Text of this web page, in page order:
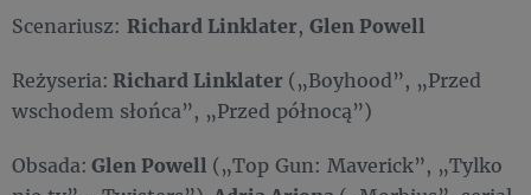
Scenariusz: Richard Linklater, Glen Powell
Reżyseria: Richard Linklater („Boyhood”, „Przed
wschodem słońca”, „Przed północą”)
Obsada: Glen Powell („Top Gun: Maverick”, „Tylko